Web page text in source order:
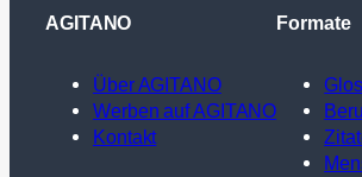
AGITANO
Über AGITANO
Werben auf AGITANO
Kontakt
Formate